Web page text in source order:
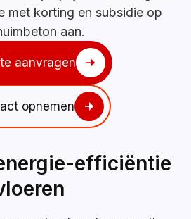
met korting en subsidie op
aan.
aanvragen
opnemen
efficiëntie